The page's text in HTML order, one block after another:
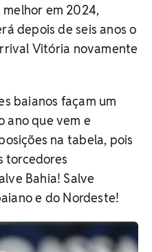
em 2024,
depois de seis anos o
Vitória novamente
baianos façam um
ano que vem e
na tabela, pois
torcedores
Bahia! Salve
e do Nordeste!